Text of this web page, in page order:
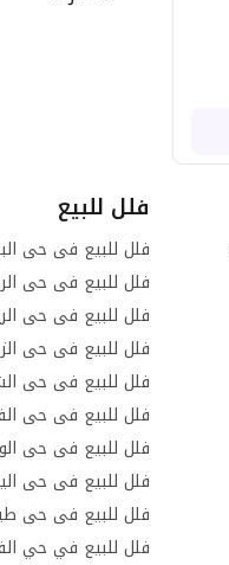
فلل للبيع
فلل للبيع فى حى
فلل للبيع فى حى
فلل للبيع فى حى
فلل للبيع فى حى
فلل للبيع فى حى
فلل للبيع فى حى
فلل للبيع فى حى
فلل للبيع فى حى
فلل للبيع فى حى
فلل للبيع في حي